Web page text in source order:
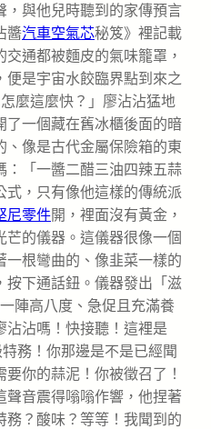
，與他兒時聽到的家傳預言
醬汽車空氣芯秘笈》裡記載
通都被麵皮的氣味籠罩，
便是宇宙水餃臨界點到來之
麼這麼快？」廖沾沾猛地
了一個藏在舊冰櫃後面的暗
、像是古代金屬保險箱的東
：「一醬二醋三油四辣五蒜
式，只有像他這樣的傳統派
尼零件開，裡面沒有黃金，
芒的儀器。這儀器很像一個
根彎曲的、像韭菜一樣的
按下通話鈕。儀器發出「滋
陣高八度、急促且充滿養
沾沾嗎！快接聽！這裡是
務！你那邊是不是已經聞
你的蒜泥！你被徵召了！
聲音震得嗡嗡作響，他捏著
？酸味？等等！我聞到的